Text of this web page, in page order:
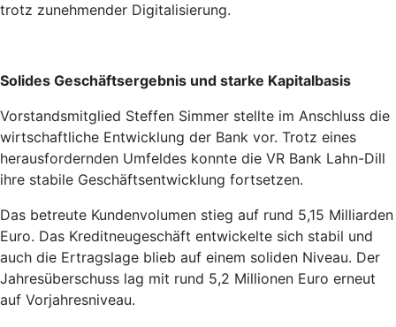
trotz zunehmender Digitalisierung.
Solides Geschäftsergebnis und starke Kapitalbasis
Vorstandsmitglied Steffen Simmer stellte im Anschluss die
wirtschaftliche Entwicklung der Bank vor. Trotz eines
herausfordernden Umfeldes konnte die VR Bank Lahn-Dill
ihre stabile Geschäftsentwicklung fortsetzen.
Das betreute Kundenvolumen stieg auf rund 5,15 Milliarden
Euro. Das Kreditneugeschäft entwickelte sich stabil und
auch die Ertragslage blieb auf einem soliden Niveau. Der
Jahresüberschuss lag mit rund 5,2 Millionen Euro erneut
auf Vorjahresniveau.